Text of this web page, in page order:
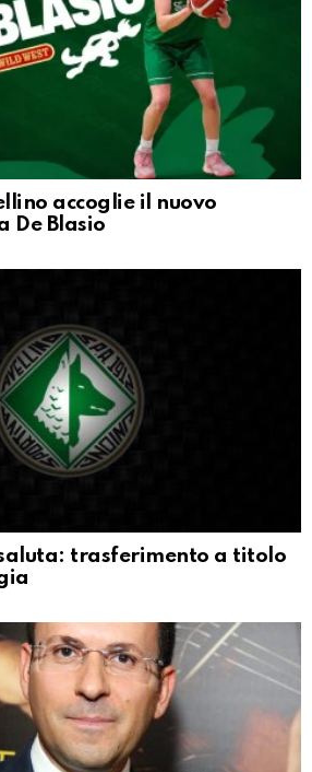
accoglie il nuovo
De Blasio
trasferimento a titolo